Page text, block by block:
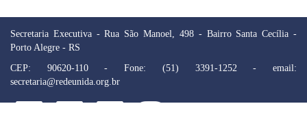
Secretaria Executiva - Rua São Manoel, 498 - Bairro Santa Cecília -
Porto Alegre - RS
CEP: 90620-110 - Fone: (51) 3391-1252 - email:
secretaria@redeunida.org.br